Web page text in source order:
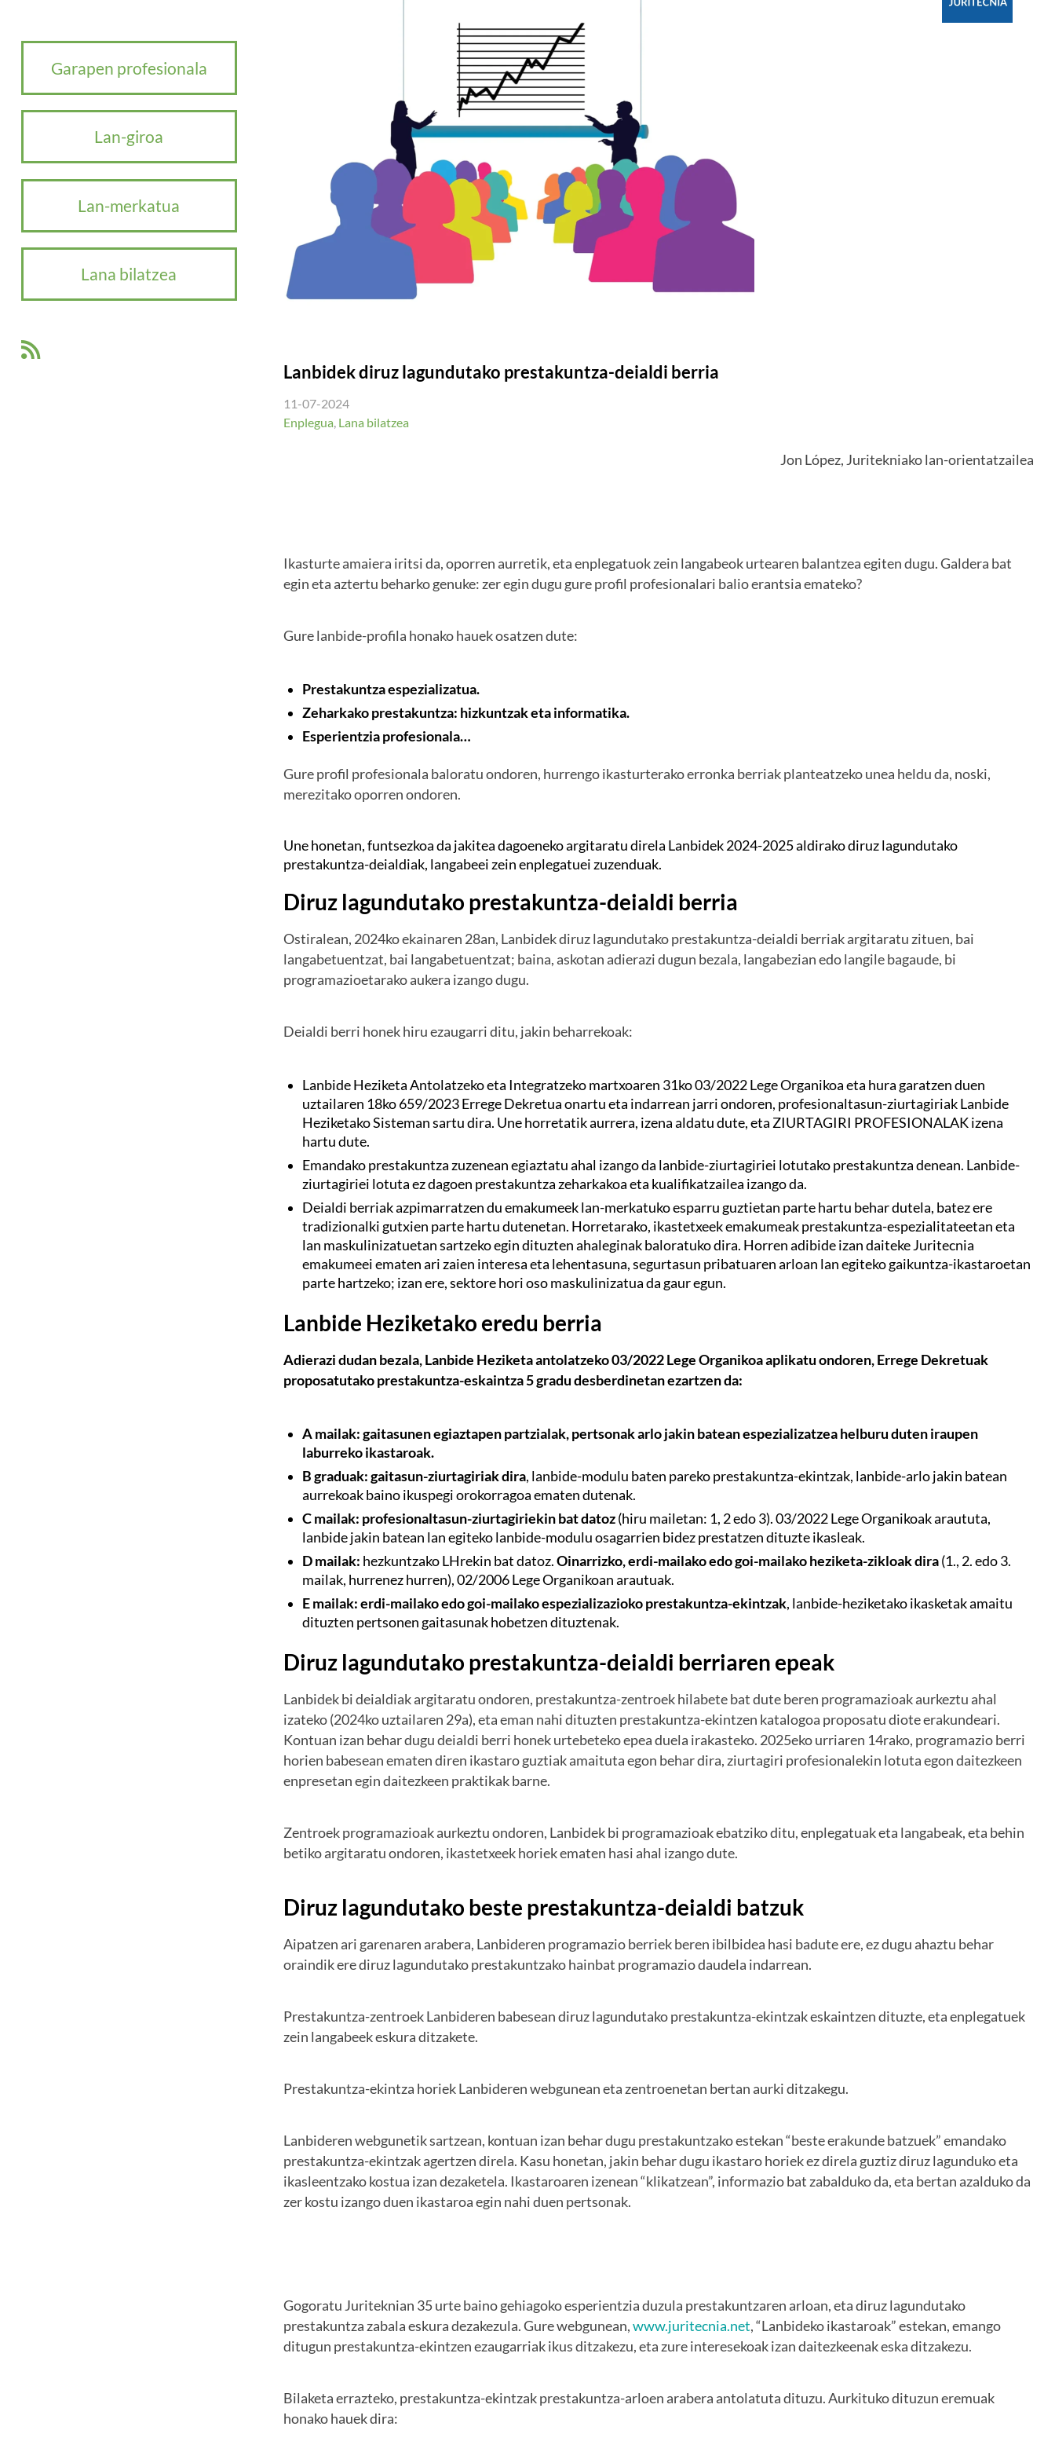
Lanbidek diruz lagundutako prestakuntza-deialdi berria
11-07-2024
Enplegua, Lana bilatzea
Jon López, Juritekniako lan-orientatzailea
Ikasturte amaiera iritsi da, oporren aurretik, eta enplegatuok zein langabeok urtearen balantzea egiten dugu. Galdera bat
egin eta aztertu beharko genuke: zer egin dugu gure profil profesionalari balio erantsia emateko?
Gure lanbide-profila honako hauek osatzen dute:
Prestakuntza espezializatua.
Zeharkako prestakuntza: hizkuntzak eta informatika.
Esperientzia profesionala…
Gure profil profesionala baloratu ondoren, hurrengo ikasturterako erronka berriak planteatzeko unea heldu da, noski,
merezitako oporren ondoren.
Une honetan, funtsezkoa da jakitea dagoeneko argitaratu direla Lanbidek 2024-2025 aldirako diruz lagundutako
prestakuntza-deialdiak, langabeei zein enplegatuei zuzenduak.
Diruz lagundutako prestakuntza-deialdi berria
Ostiralean, 2024ko ekainaren 28an, Lanbidek diruz lagundutako prestakuntza-deialdi berriak argitaratu zituen, bai
langabetuentzat, bai langabetuentzat; baina, askotan adierazi dugun bezala, langabezian edo langile bagaude, bi
programazioetarako aukera izango dugu.
Deialdi berri honek hiru ezaugarri ditu, jakin beharrekoak:
Lanbide Heziketa Antolatzeko eta Integratzeko martxoaren 31ko 03/2022 Lege Organikoa eta hura garatzen duen
uztailaren 18ko 659/2023 Errege Dekretua onartu eta indarrean jarri ondoren, profesionaltasun-ziurtagiriak Lanbide
Heziketako Sisteman sartu dira. Une horretatik aurrera, izena aldatu dute, eta ZIURTAGIRI PROFESIONALAK izena
hartu dute.
Emandako prestakuntza zuzenean egiaztatu ahal izango da lanbide-ziurtagiriei lotutako prestakuntza denean. Lanbide-
ziurtagiriei lotuta ez dagoen prestakuntza zeharkakoa eta kualifikatzailea izango da.
Deialdi berriak azpimarratzen du emakumeek lan-merkatuko esparru guztietan parte hartu behar dutela, batez ere
tradizionalki gutxien parte hartu dutenetan. Horretarako, ikastetxeek emakumeak prestakuntza-espezialitateetan eta
lan maskulinizatuetan sartzeko egin dituzten ahaleginak baloratuko dira. Horren adibide izan daiteke Juritecnia
emakumeei ematen ari zaien interesa eta lehentasuna, segurtasun pribatuaren arloan lan egiteko gaikuntza-ikastaroetan
parte hartzeko; izan ere, sektore hori oso maskulinizatua da gaur egun.
Lanbide Heziketako eredu berria
Adierazi dudan bezala, Lanbide Heziketa antolatzeko 03/2022 Lege Organikoa aplikatu ondoren, Errege Dekretuak
proposatutako prestakuntza-eskaintza 5 gradu desberdinetan ezartzen da:
A mailak: gaitasunen egiaztapen partzialak, pertsonak arlo jakin batean espezializatzea helburu duten iraupen
laburreko ikastaroak.
B graduak: gaitasun-ziurtagiriak dira, lanbide-modulu baten pareko prestakuntza-ekintzak, lanbide-arlo jakin batean
aurrekoak baino ikuspegi orokorragoa ematen dutenak.
C mailak: profesionaltasun-ziurtagiriekin bat datoz(hiru mailetan: 1, 2 edo 3). 03/2022 Lege Organikoak araututa,
lanbide jakin batean lan egiteko lanbide-modulu osagarrien bidez prestatzen dituzte ikasleak.
D mailak: hezkuntzako LHrekin bat datoz.Oinarrizko, erdi-mailako edo goi-mailako heziketa-zikloak dira(1., 2. edo 3.
mailak, hurrenez hurren), 02/2006 Lege Organikoan arautuak.
E mailak: erdi-mailako edo goi-mailako espezializazioko prestakuntza-ekintzak, lanbide-heziketako ikasketak amaitu
dituzten pertsonen gaitasunak hobetzen dituztenak.
Diruz lagundutako prestakuntza-deialdi berriaren epeak
Lanbidek bi deialdiak argitaratu ondoren, prestakuntza-zentroek hilabete bat dute beren programazioak aurkeztu ahal
izateko (2024ko uztailaren 29a), eta eman nahi dituzten prestakuntza-ekintzen katalogoa proposatu diote erakundeari.
Kontuan izan behar dugu deialdi berri honek urtebeteko epea duela irakasteko. 2025eko urriaren 14rako, programazio berri
horien babesean ematen diren ikastaro guztiak amaituta egon behar dira, ziurtagiri profesionalekin lotuta egon daitezkeen
enpresetan egin daitezkeen praktikak barne.
Zentroek programazioak aurkeztu ondoren, Lanbidek bi programazioak ebatziko ditu, enplegatuak eta langabeak, eta behin
betiko argitaratu ondoren, ikastetxeek horiek ematen hasi ahal izango dute.
Diruz lagundutako beste prestakuntza-deialdi batzuk
Aipatzen ari garenaren arabera, Lanbideren programazio berriek beren ibilbidea hasi badute ere, ez dugu ahaztu behar
oraindik ere diruz lagundutako prestakuntzako hainbat programazio daudela indarrean.
Prestakuntza-zentroek Lanbideren babesean diruz lagundutako prestakuntza-ekintzak eskaintzen dituzte, eta enplegatuek
zein langabeek eskura ditzakete.
Prestakuntza-ekintza horiek Lanbideren webgunean eta zentroenetan bertan aurki ditzakegu.
Lanbideren webgunetik sartzean, kontuan izan behar dugu prestakuntzako estekan “beste erakunde batzuek” emandako
prestakuntza-ekintzak agertzen direla. Kasu honetan, jakin behar dugu ikastaro horiek ez direla guztiz diruz lagunduko eta
ikasleentzako kostua izan dezaketela. Ikastaroaren izenean “klikatzean”, informazio bat zabalduko da, eta bertan azalduko da
zer kostu izango duen ikastaroa egin nahi duen pertsonak.
Gogoratu Juriteknian 35 urte baino gehiagoko esperientzia duzula prestakuntzaren arloan, eta diruz lagundutako
prestakuntza zabala eskura dezakezula. Gure webgunean,www.juritecnia.net, “Lanbideko ikastaroak” estekan, emango
ditugun prestakuntza-ekintzen ezaugarriak ikus ditzakezu, eta zure interesekoak izan daitezkeenak eska ditzakezu.
Bilaketa errazteko, prestakuntza-ekintzak prestakuntza-arloen arabera antolatuta dituzu. Aurkituko dituzun eremuak
honako hauek dira:
Garapen profesionala
Lan-giroa
Lan-merkatua
Lana bilatzea